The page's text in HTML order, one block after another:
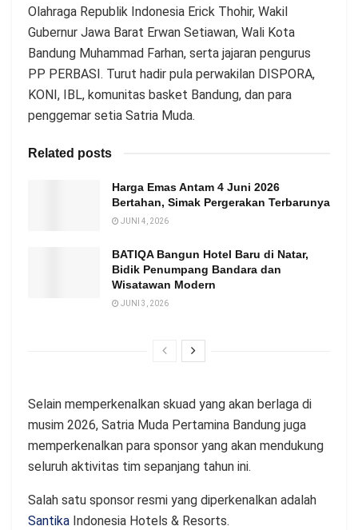
Olahraga Republik Indonesia Erick Thohir, Wakil
Gubernur Jawa Barat Erwan Setiawan, Wali Kota
Bandung Muhammad Farhan, serta jajaran pengurus
PP PERBASI. Turut hadir pula perwakilan DISPORA,
KONI, IBL, komunitas basket Bandung, dan para
penggemar setia Satria Muda.
Related posts
Harga Emas Antam 4 Juni 2026
Bertahan, Simak Pergerakan Terbarunya
JUNI 4, 2026
BATIQA Bangun Hotel Baru di Natar,
Bidik Penumpang Bandara dan
Wisatawan Modern
JUNI 3, 2026
Selain memperkenalkan skuad yang akan berlaga di
musim 2026, Satria Muda Pertamina Bandung juga
memperkenalkan para sponsor yang akan mendukung
seluruh aktivitas tim sepanjang tahun ini.
Salah satu sponsor resmi yang diperkenalkan adalah
Santika Indonesia Hotels & Resorts.